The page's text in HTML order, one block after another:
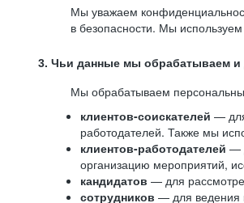
Мы уважаем
в безопасности. Мы
3. Чьи данные мы обрабатываем и
Мы обрабатываем
клиентов-соискателей —
работодателей. Также мы
клиентов-работодателей —
организацию мероприятий,
кандидатов — для
сотрудников — для ведения